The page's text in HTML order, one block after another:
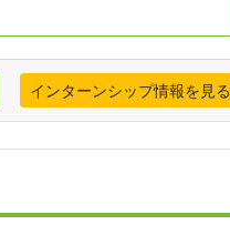
インターンシップ情報を見る